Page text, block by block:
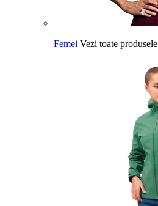
Femei Vezi toate produsele